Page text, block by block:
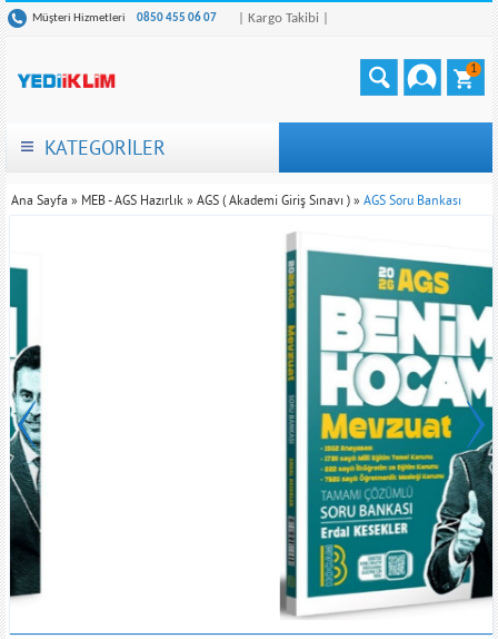
Müşteri Hizmetleri 0850 455 06 07 | Kargo Takibi |
1
KATEGORİLER
Ana Sayfa » MEB - AGS Hazırlık » AGS ( Akademi Giriş Sınavı ) » AGS Soru Bankası